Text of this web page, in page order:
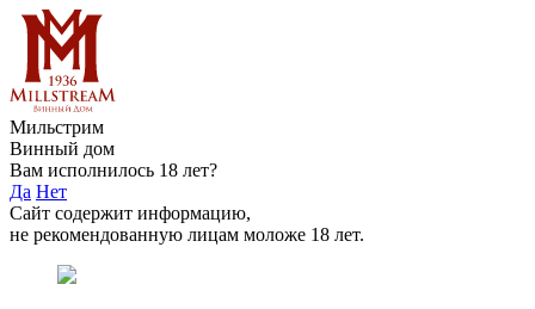
Мильстрим
Винный дом
Вам исполнилось 18 лет?
Да Нет
Сайт содержит информацию,
не рекомендованную лицам моложе 18 лет.